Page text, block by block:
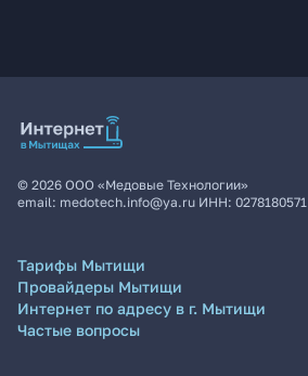
© 2026 ООО «Медовые Технологии»
email: medotech.info@ya.ru ИНН: 0278180571
Тарифы Мытищи
Провайдеры Мытищи
Интернет по адресу в г. Мытищи
Частые вопросы